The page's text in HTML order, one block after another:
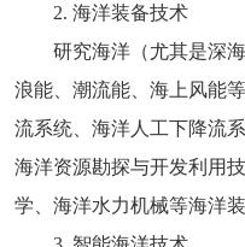
2. 海洋装备技术
研究海洋（尤其是深
浪能、潮流能、海上风能
流系统、海洋人工下降流
海洋资源勘探与开发利用
学、海洋水力机械等海洋